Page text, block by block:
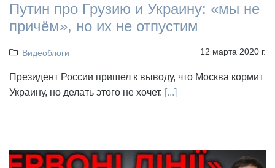
Путин про Грузию и Украину: «мы не
причём», но их не отпустим
Видеоблоги 12 марта 2020 г.
Президент России пришел к выводу, что Москва кормит
Украину, но делать этого не хочет. [...]